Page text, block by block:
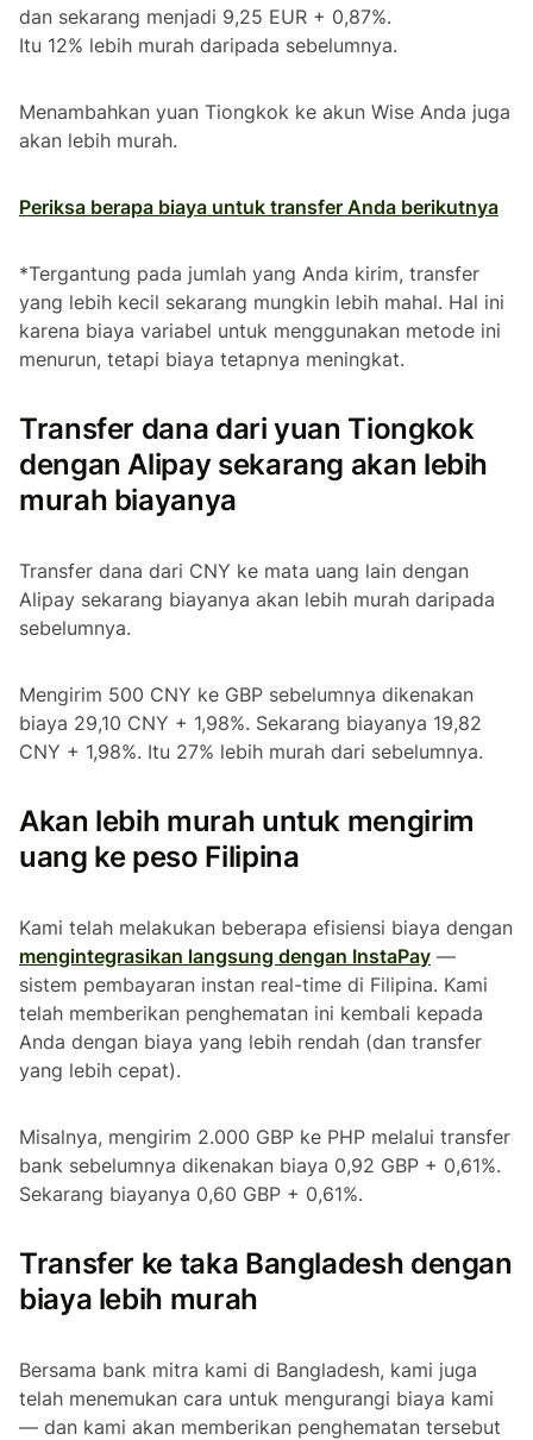
dan sekarang menjadi 9,25 EUR + 0,87%.
Itu 12% lebih murah daripada sebelumnya.
Menambahkan yuan Tiongkok ke akun Wise Anda juga
akan lebih murah.
Periksa berapa biaya untuk transfer Anda berikutnya
*Tergantung pada jumlah yang Anda kirim, transfer
yang lebih kecil sekarang mungkin lebih mahal. Hal ini
karena biaya variabel untuk menggunakan metode ini
menurun, tetapi biaya tetapnya meningkat.
Transfer dana dari yuan Tiongkok
dengan Alipay sekarang akan lebih
murah biayanya
Transfer dana dari CNY ke mata uang lain dengan
Alipay sekarang biayanya akan lebih murah daripada
sebelumnya.
Mengirim 500 CNY ke GBP sebelumnya dikenakan
biaya 29,10 CNY + 1,98%. Sekarang biayanya 19,82
CNY + 1,98%. Itu 27% lebih murah dari sebelumnya.
Akan lebih murah untuk mengirim
uang ke peso Filipina
Kami telah melakukan beberapa efisiensi biaya dengan
mengintegrasikan langsung dengan InstaPay —
sistem pembayaran instan real-time di Filipina. Kami
telah memberikan penghematan ini kembali kepada
Anda dengan biaya yang lebih rendah (dan transfer
yang lebih cepat).
Misalnya, mengirim 2.000 GBP ke PHP melalui transfer
bank sebelumnya dikenakan biaya 0,92 GBP + 0,61%.
Sekarang biayanya 0,60 GBP + 0,61%.
Transfer ke taka Bangladesh dengan
biaya lebih murah
Bersama bank mitra kami di Bangladesh, kami juga
telah menemukan cara untuk mengurangi biaya kami
— dan kami akan memberikan penghematan tersebut